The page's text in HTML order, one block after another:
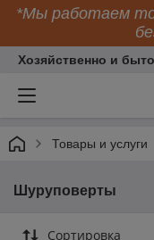
*Мы работаем
Хозяйственно и
Товары и услуги
Шуруповерты
Сортировка